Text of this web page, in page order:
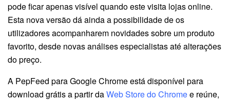
pode ficar apenas visível quando este visita lojas online.
Esta nova versão dá ainda a possibilidade de os
utilizadores acompanharem novidades sobre um produto
favorito, desde novas análises especialistas até alterações
do preço.
A PepFeed para Google Chrome está disponível para
download grátis a partir daWeb Store do Chromee reúne,